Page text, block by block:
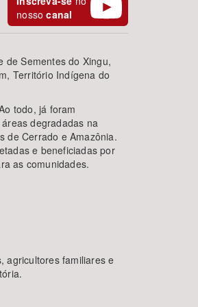
BUSCAR
nossocanal
de Sementes do Xingu,
Território Indígena do
todo, já foram
degradadas na
de Cerrado e Amazônia.
e beneficiadas por
as comunidades.
agricultores familiares e